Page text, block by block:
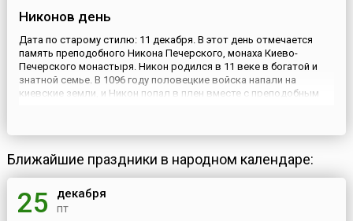
Никонов день
Дата по старому стилю: 11 декабря. В этот день отмечается
память преподобного Никона Печерского, монаха Киево-
Печерского монастыря. Никон родился в 11 веке в богатой и
знатной семье. В 1096 году половецкие войска напали на
киевские земли, и Никон попал в плен вместе с преподобным
Хозяин...
Ближайшие праздники в народном календаре:
25 декабря
пт